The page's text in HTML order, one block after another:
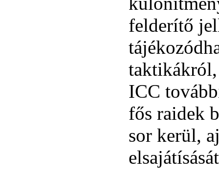
felderítő
ICC
fős raidek
sor kerül,